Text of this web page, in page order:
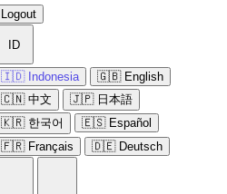
Logout
ID
🇮🇩 Indonesia
🇬🇧 English
🇨🇳 中文
🇯🇵 日本語
🇰🇷 한국어
🇪🇸 Español
🇫🇷 Français
🇩🇪 Deutsch